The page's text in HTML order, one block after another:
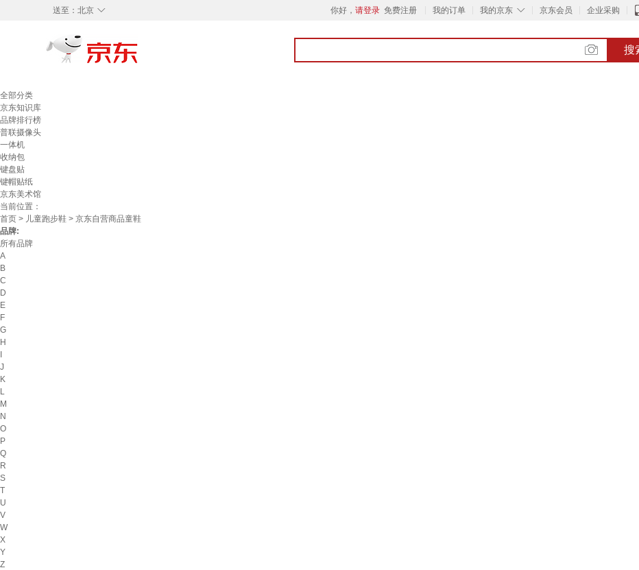
◇
送至： 北京 你好， 请登录 免费注册 我的订单 ◇
我的京东 京东会员 企业采购
搜
全部分类
京东知识库
品牌排行榜
普联摄像头
一体机
收纳包
键盘贴
键帽贴纸
京东美术馆
当前位置：
首页 > 儿童跑步鞋 > 京东自营商品童鞋
品牌:
所有品牌
A
B
C
D
E
F
G
H
J
K
L
M
N
O
P
Q
R
S
T
U
V
W
X
Y
Z